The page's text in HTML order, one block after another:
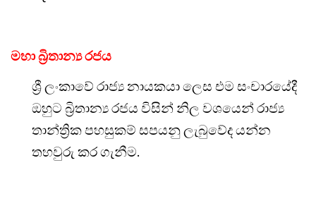
මහා බ්‍රිතාන්‍ය රජය
ශ්‍රී ලංකාවේ රාජ්‍ය නායකයා ලෙස එම සංචාරයේදී
ඔහුට බ්‍රිතාන්‍ය රජය විසින් නිල වශයෙන් රාජ්‍ය
තාන්ත්‍රික පහසුකම් සපයනු ලැබුවේද යන්න
තහවුරු කර ගැනීම.